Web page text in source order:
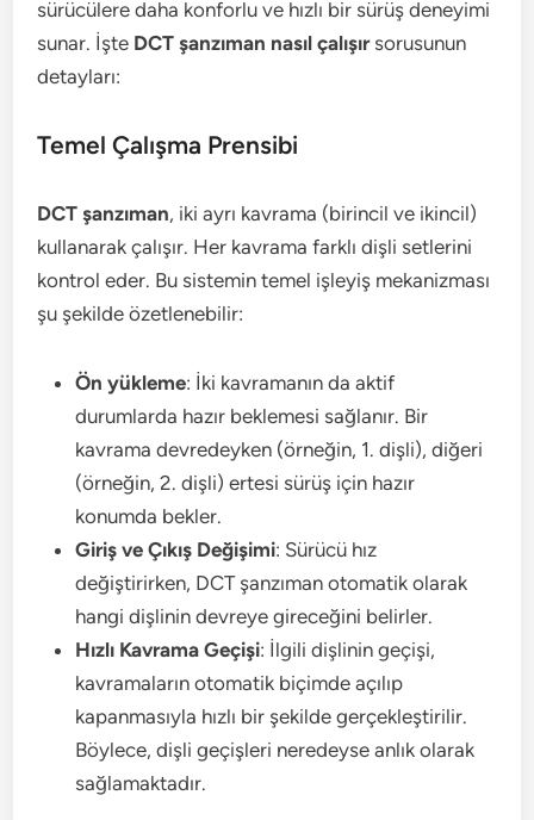
sürücülere daha konforlu ve hızlı bir sürüş deneyimi
sunar. İşte DCT şanzıman nasıl çalışırsorusunun
detayları:
Temel Çalışma Prensibi
DCT şanzıman, iki ayrı kavrama (birincil ve ikincil)
kullanarak çalışır. Her kavrama farklı dişli setlerini
kontrol eder. Bu sistemin temel işleyiş mekanizması
şu şekilde özetlenebilir:
Ön yükleme: İki kavramanın da aktif
durumlarda hazır beklemesi sağlanır. Bir
kavrama devredeyken (örneğin, 1. dişli), diğeri
(örneğin, 2. dişli) ertesi sürüş için hazır
konumda bekler.
Giriş ve Çıkış Değişimi: Sürücü hız
değiştirirken, DCT şanzıman otomatik olarak
hangi dişlinin devreye gireceğini belirler.
Hızlı Kavrama Geçişi: İlgili dişlinin geçişi,
kavramaların otomatik biçimde açılıp
kapanmasıyla hızlı bir şekilde gerçekleştirilir.
Böylece, dişli geçişleri neredeyse anlık olarak
sağlamaktadır.